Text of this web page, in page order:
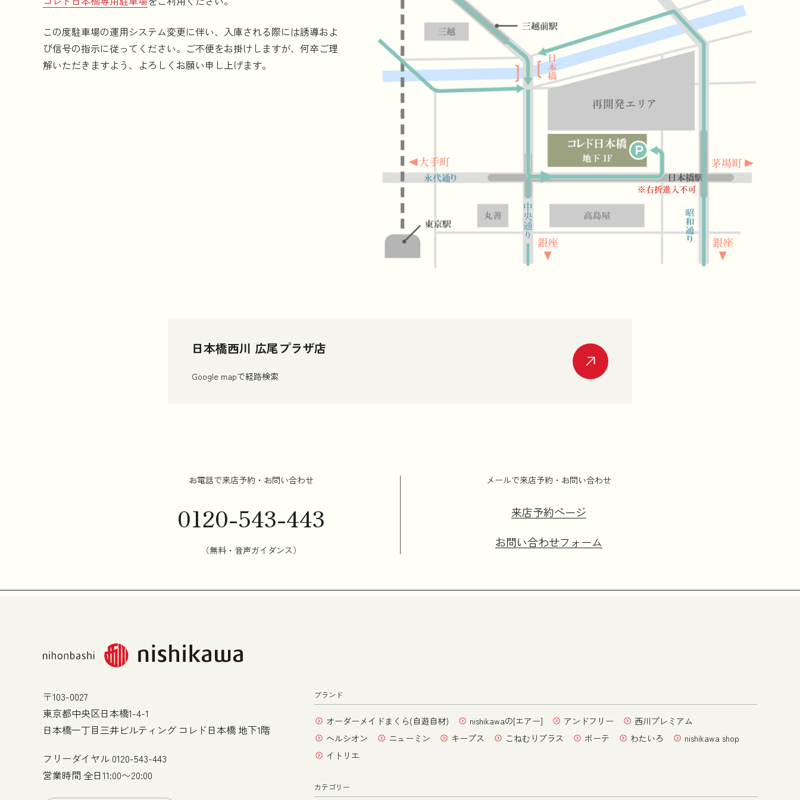
この度駐車場の運用システム変更に伴い、入庫される際には誘導およ
び信号の指示に従ってください。ご不便をお掛けしますが、何卒ご理
解いただきますよう、よろしくお願い申し上げます。
日本橋西川 広尾プラザ店
Google mapで経路検索
お電話で来店予約・お問い合わせ
0120-543-443
（無料・音声ガイダンス）
メールで来店予約・お問い合わせ
来店予約ページ
お問い合わせフォーム
〒103-0027
東京都中央区日本橋1-4-1
日本橋一丁目三井ビルティング コレド日本橋 地下1階
フリーダイヤル 0120-543-443
営業時間 全日11:00〜20:00
ブランド
オーダーメイドまくら(自遊自材) nishikawaの[エアー] アンドフリー
西川プレミアム
ヘルシオン
ニューミン キープス こねむりプラス ボーテ わたいろ
nishikawa shop
イトリエ
カテゴリー